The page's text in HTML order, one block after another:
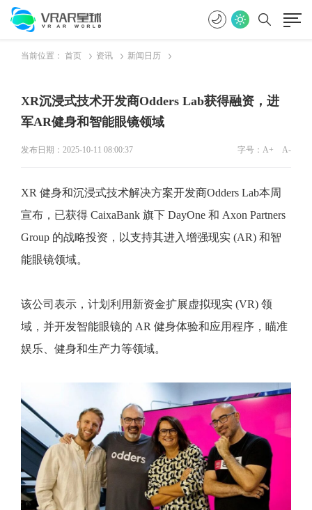
当前位置： 首页 资讯 新闻日历
XR沉浸式技术开发商Odders Lab获得融资，进
军AR健身和智能眼镜领域
发布日期：2025-10-11 08:00:37 字号： A+ A-
XR 健身和沉浸式技术解决方案开发商Odders Lab本周
宣布，已获得 CaixaBank 旗下 DayOne 和 Axon Partners
Group 的战略投资，以支持其进入增强现实 (AR) 和智
能眼镜领域。
该公司表示，计划利用新资金扩展虚拟现实 (VR) 领
域，并开发智能眼镜的 AR 健身体验和应用程序，瞄准
娱乐、健身和生产力等领域。